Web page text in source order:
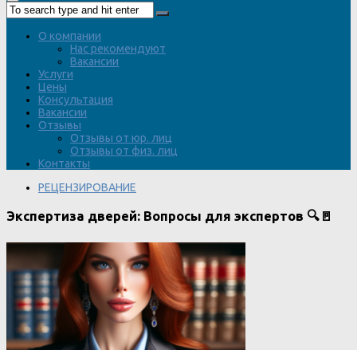
О компании
Нас рекомендуют
Вакансии
Услуги
Цены
Консультация
Вакансии
Отзывы
Отзывы от юр. лиц
Отзывы от физ. лиц
Контакты
РЕЦЕНЗИРОВАНИЕ
Экспертиза дверей: Вопросы для экспертов 🔍🚪